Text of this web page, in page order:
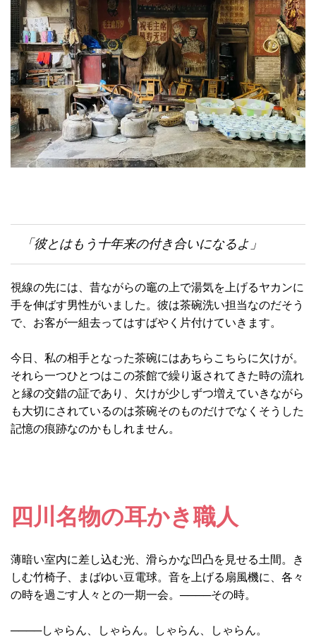
「彼とはもう十年来の付き合いになるよ」
視線の先には、昔ながらの竈の上で湯気を上げるヤカンに
手を伸ばす男性がいました。彼は茶碗洗い担当なのだそう
で、お客が一組去ってはすばやく片付けていきます。
今日、私の相手となった茶碗にはあちらこちらに欠けが。
それら一つひとつはこの茶館で繰り返されてきた時の流れ
と縁の交錯の証であり、欠けが少しずつ増えていきながら
も大切にされているのは茶碗そのものだけでなくそうした
記憶の痕跡なのかもしれません。
四川名物の耳かき職人
薄暗い室内に差し込む光、滑らかな凹凸を見せる土間。き
しむ竹椅子、まばゆい豆電球。音を上げる扇風機に、各々
の時を過ごす人々との一期一会。────その時。
────しゃらん、しゃらん。しゃらん、しゃらん。